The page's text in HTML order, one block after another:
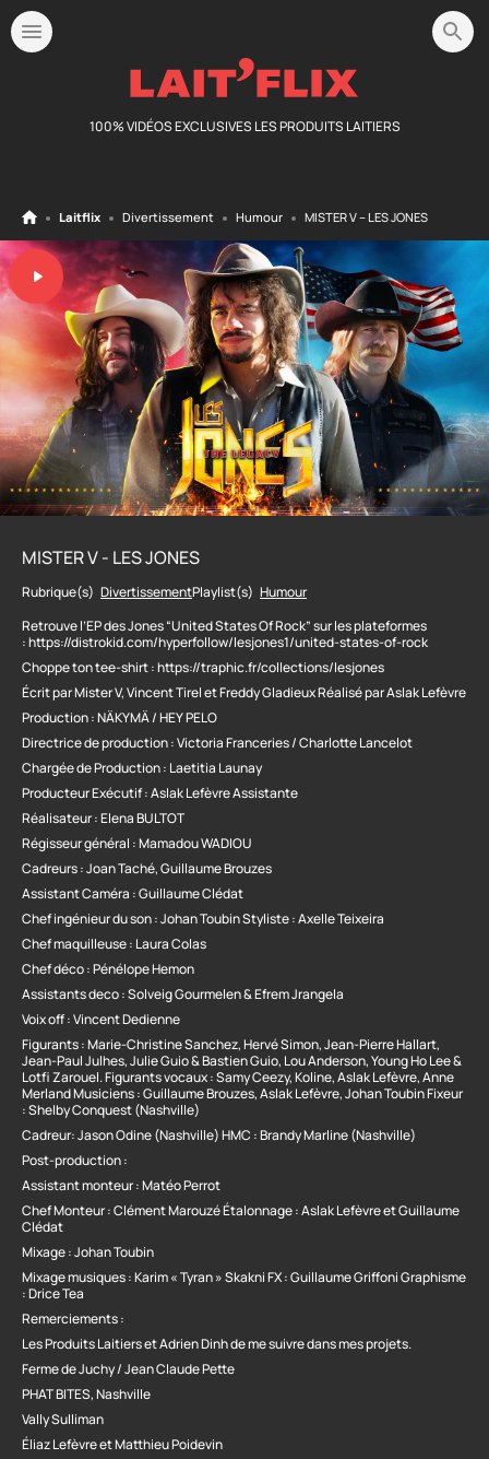
100% VIDÉOS EXCLUSIVES LES PRODUITS LAITIERS
Laitflix Divertissement Humour MISTER V – LES JONES
MISTER V - LES JONES
Retrouve l’EP des Jones “United States Of Rock” sur les plateformes
:https://distrokid.com/hyperfollow/lesjones1/united-states-of-rock
Choppe ton tee-shirt :https://traphic.fr/collections/lesjones
Écrit par Mister V, Vincent Tirel et Freddy Gladieux Réalisé par Aslak Lefèvre
Production : NÄKYMÄ / HEY PELO
Directrice de production : Victoria Franceries / Charlotte Lancelot
Chargée de Production : Laetitia Launay
Producteur Exécutif : Aslak Lefèvre Assistante
Réalisateur : Elena BULTOT
Régisseur général : Mamadou WADIOU
Cadreurs : Joan Taché, Guillaume Brouzes
Assistant Caméra : Guillaume Clédat
Chef ingénieur du son : Johan Toubin Styliste : Axelle Teixeira
Chef maquilleuse : Laura Colas
Chef déco : Pénélope Hemon
Assistants deco : Solveig Gourmelen & Efrem Jrangela
Voix off : Vincent Dedienne
Figurants : Marie-Christine Sanchez, Hervé Simon, Jean-Pierre Hallart,
Jean-Paul Julhes, Julie Guio & Bastien Guio, Lou Anderson, Young Ho Lee &
Lotfi Zarouel. Figurants vocaux : Samy Ceezy, Koline, Aslak Lefèvre, Anne
Merland Musiciens : Guillaume Brouzes, Aslak Lefèvre, Johan Toubin Fixeur
: Shelby Conquest (Nashville)
Cadreur: Jason Odine (Nashville) HMC : Brandy Marline (Nashville)
Post-production :
Assistant monteur : Matéo Perrot
Chef Monteur : Clément Marouzé Étalonnage : Aslak Lefèvre et Guillaume
Clédat
Mixage : Johan Toubin
Mixage musiques : Karim « Tyran » Skakni FX : Guillaume Griffoni Graphisme
: Drice Tea
Remerciements :
Les Produits Laitiers et Adrien Dinh de me suivre dans mes projets.
Ferme de Juchy / Jean Claude Pette
PHAT BITES, Nashville
Vally Sulliman
Éliaz Lefèvre et Matthieu Poidevin
Rubrique(s) DivertissementPlaylist(s) Humour